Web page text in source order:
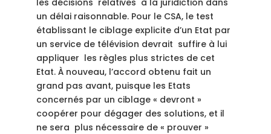
les décisions relatives à la juridiction dans
un délai raisonnable. Pour le CSA, le test
établissant le ciblage explicite d’un Etat par
un service de télévision devrait suffire à lui
appliquer les règles plus strictes de cet
Etat. À nouveau, l’accord obtenu fait un
grand pas avant, puisque les Etats
concernés par un ciblage « devront »
coopérer pour dégager des solutions, et il
ne sera plus nécessaire de « prouver »